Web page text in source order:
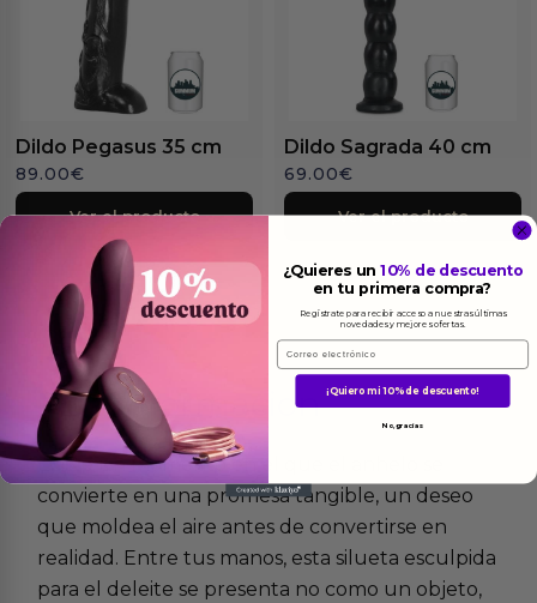
Dildo Pegasus 35 cm
89.00€
Ver el producto
Dildo Sagrada 40 cm
69.00€
Ver el producto
Másinformacion
Existe un momento en el que el anhelo se
convierte en una promesa tangible, un deseo
que moldea el aire antes de convertirse en
realidad. Entre tus manos, esta silueta esculpida
para el deleite se presenta no como un objeto,
¿Quieres un10% de descuento
en tu primera compra?
Regístrate para recibir acceso a nuestras últimas
novedades y mejores ofertas.
Email
¡Quiero mi 10% de descuento!
No, gracias